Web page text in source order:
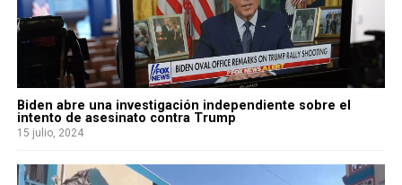
Biden abre una investigación independiente sobre el
intento de asesinato contra Trump
15 julio, 2024